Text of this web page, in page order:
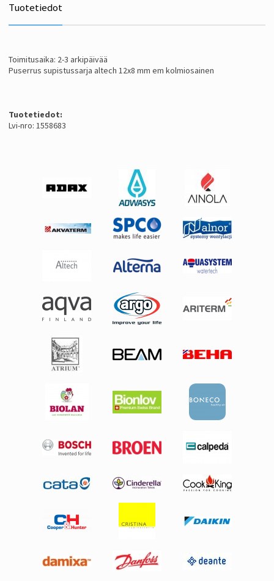
Tuotetiedot
Toimitusaika: 2-3 arkipäivää
Puserrus supistussarja altech 12x8 mm em kolmiosainen
Tuotetiedot:
Lvi-nro: 1558683